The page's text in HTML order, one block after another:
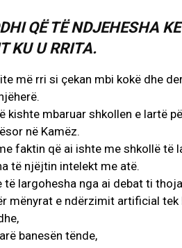
QË TË NDJEHESHA
KU U RRITA.
më rri si çekan mbi kokë dhe
kishte mbaruar shkollen e lartë
në Kamëz.
faktin që ai ishte me shkollë të
të njëjtin intelekt me atë.
largohesha nga ai debat ti
mënyrat e ndërzimit artificial
banesën tënde,